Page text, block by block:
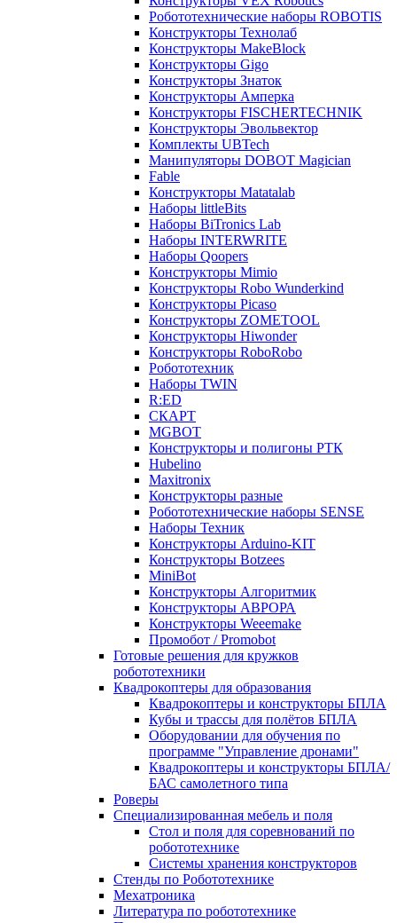
Робототехнические наборы ROBOTIS
Конструкторы Технолаб
Конструкторы MakeBlock
Конструкторы Gigo
Конструкторы Знаток
Конструкторы Амперка
Конструкторы FISCHERTECHNIK
Конструкторы Эвольвектор
Комплекты UBTech
Манипуляторы DOBOT Magician
Fable
Конструкторы Matatalab
Наборы littleBits
Наборы BiTronics Lab
Наборы INTERWRITE
Наборы Qoopers
Конструкторы Mimio
Конструкторы Robo Wunderkind
Конструкторы Picaso
Конструкторы ZOMETOOL
Конструкторы Hiwonder
Конструкторы RoboRobo
Робототехник
Наборы TWIN
R:ED
СКАРТ
MGBOT
Конструкторы и полигоны РТК
Hubelino
Maxitronix
Конструкторы разные
Робототехнические наборы SENSE
Наборы Техник
Конструкторы Arduino-KIT
Конструкторы Botzees
MiniBot
Конструкторы Алгоритмик
Конструкторы АВРОРА
Конструкторы Weeemake
Промобот / Promobot
Готовые решения для кружков
робототехники
Квадрокоптеры для образования
Квадрокоптеры и конструкторы БПЛА
Кубы и трассы для полётов БПЛА
Оборудовании для обучения по
программе "Управление дронами"
Квадрокоптеры и конструкторы БПЛА/
БАС самолетного типа
Роверы
Специализированная мебель и поля
Стол и поля для соревнований по
робототехнике
Системы хранения конструкторов
Стенды по Робототехнике
Мехатроника
Литература по робототехнике